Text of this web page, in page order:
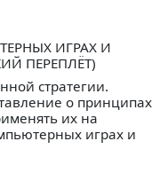
ИГРАХ И
ПЕРЕПЛЁТ)
стратегии.
о принципах
их на
играх и